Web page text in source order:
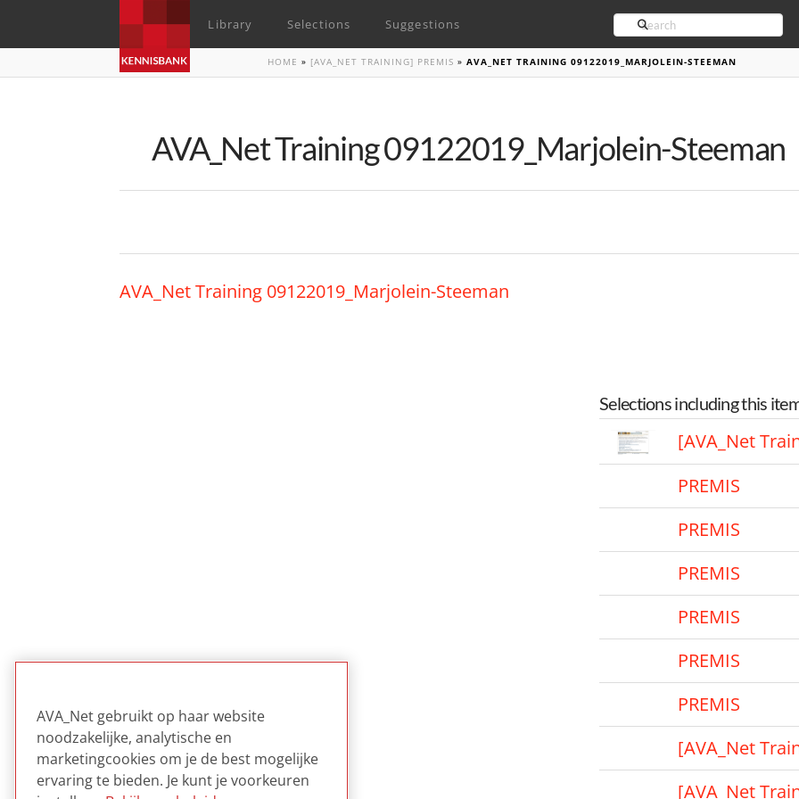
Library Selections Suggestions Search
HOME » [AVA_NET TRAINING] PREMIS »AVA_NET TRAINING 09122019_MARJOLEIN-STEEMAN
AVA_Net Training 09122019_Marjolein-Steeman
AVA_Net Training 09122019_Marjolein-Steeman
Selections including this
[AVA_Net
PREMIS
PREMIS
PREMIS
PREMIS
PREMIS
PREMIS
[AVA_Net
[AVA_Net
AVA_Net gebruikt op haar website
noodzakelijke, analytische en
marketingcookies om je de best mogelijke
ervaring te bieden. Je kunt je voorkeuren